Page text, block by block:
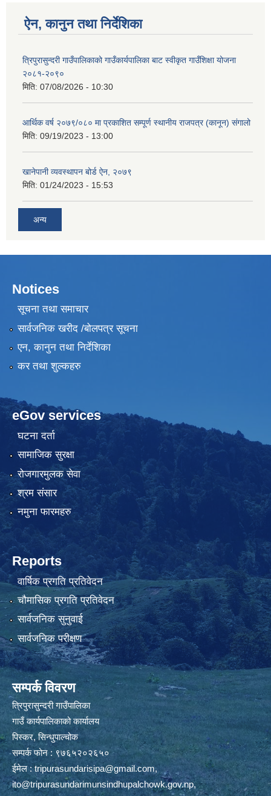
ऐन, कानुन तथा निर्देशिका
त्रिपुरासुन्दरी गाउँपालिकाको गाउँकार्यपालिका बाट स्वीकृत गाउँशिक्षा योजना
२०८१-२०९०
मिति: 07/08/2026 - 10:30
आर्थिक वर्ष २०७९/०८० मा प्रकाशित सम्पूर्ण स्थानीय राजपत्र (कानून) संगालो
मिति: 09/19/2023 - 13:00
खानेपानी व्यवस्थापन बोर्ड ऐन, २०७९
मिति: 01/24/2023 - 15:53
अन्य
Notices
सूचना तथा समाचार
सार्वजनिक खरीद /बोलपत्र सूचना
एन, कानुन तथा निर्देशिका
कर तथा शुल्कहरु
eGov services
घटना दर्ता
सामाजिक सुरक्षा
रोजगारमुलक सेवा
श्रम संसार
नमुना फारमहरु
Reports
वार्षिक प्रगति प्रतिवेदन
चौमासिक प्रगति प्रतिवेदन
सार्वजनिक सुनुवाई
सार्वजनिक परीक्षण
सम्पर्क विवरण
त्रिपुरासुन्दरी गाउँपालिका
गाउँ कार्यपालिकाको कार्यालय
पिस्कर, सिन्धुपाल्चोक
सम्पर्क फोन : ९७६५२०२६५०
ईमेल :tripurasundarisipa@gmail.com,
ito@tripurasundarimunsindhupalchowk.gov.np,